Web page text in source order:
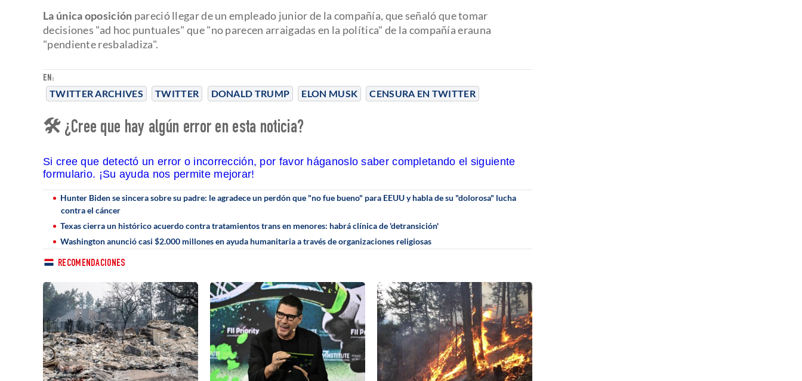
EN:
TWITTER ARCHIVES TWITTER DONALD TRUMP ELON MUSK CENSURA EN TWITTER
La única oposición pareció llegar de un empleado junior de la compañía, que señaló que tomar
decisiones "ad hoc puntuales" que "no parecen arraigadas en la política" de la compañía erauna
"pendiente resbaladiza".
🛠 ¿Cree que hay algún error en esta noticia?
Si cree que detectó un error o incorrección, por favor háganoslo saber completando el siguiente
formulario. ¡Su ayuda nos permite mejorar!
Hunter Biden se sincera sobre su padre: le agradece un perdón que "no fue bueno" para EEUU y habla de su "dolorosa" lucha
contra el cáncer
Texas cierra un histórico acuerdo contra tratamientos trans en menores: habrá clínica de 'detransición'
Washington anunció casi $2.000 millones en ayuda humanitaria a través de organizaciones religiosas
RECOMENDACIONES